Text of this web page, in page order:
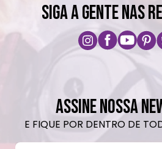
SIGA A GENTE NAS
ASSINE NOSSA
E FIQUE POR DENTRO DE